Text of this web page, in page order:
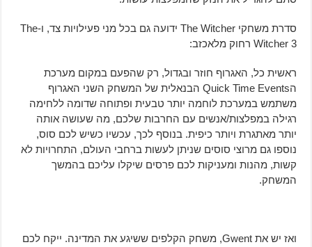
סדרת משחקי The Witcher ידועה גם בכל מני פעילויות צד, ו-The
Witcher 3 רחוק מלאכזב:
ראשית כל, האגרוף חוזר ובגדול, רק שהפעם במקום מערכת
הQuick Time Events הבנאלית של המשחק השני האגרוף
משתמש במערכת לוחמה יותר טבעית ופתוחה שדומה ללחימה
רגילה במפלצות/אנשים עם החרבות שלכם, מה שעושה אותה
יותר מאתגרת ויותר כיפית. בנוסף לכך, עכשיו כשיש לכם סוס,
נוספו גם מרוצי סוסים שניתן לעשות ברחבי העולם, התחרויות לא
קשות, מהנות ומעניקות לכם פרסים שיקלו עליכם בהמשך
המשחק.
ואז יש את Gwent, משחק הקלפים ששיגע את המדינה. ייקח לכם